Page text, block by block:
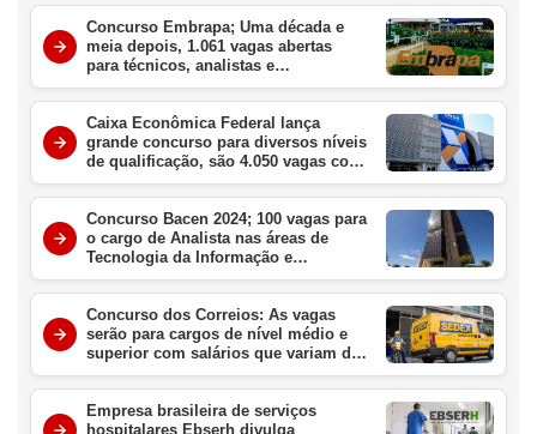
Concurso Embrapa; Uma década e
meia depois, 1.061 vagas abertas
para técnicos, analistas e
pesquisadores, com salários de até
R$10.921
Caixa Econômica Federal lança
grande concurso para diversos níveis
de qualificação, são 4.050 vagas com
salários de até R$16.728
Concurso Bacen 2024; 100 vagas para
o cargo de Analista nas áreas de
Tecnologia da Informação e
Economia e Finanças, com salário
inicial de R$ 20.924,80
Concurso dos Correios: As vagas
serão para cargos de nível médio e
superior com salários que variam de
R$ 2.000 a R$ 3.000, além de
benefícios
Empresa brasileira de serviços
hospitalares Ebserh divulga